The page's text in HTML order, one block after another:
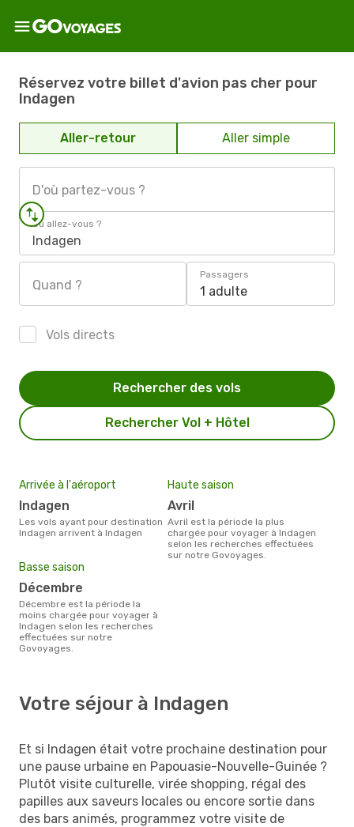
Réservez votre billet d'avion pas cher pour
Indagen
Aller-retour Aller simple
D'où partez-vous ?
Où allez-vous ?
Indagen
Quand ?
Passagers
1 adulte
Vols directs
Rechercher Vol + Hôtel
Rechercher des vols
Arrivée à l'aéroport
Indagen
Les vols ayant pour destination
Indagen arrivent à Indagen
Haute saison
avril
avril est la période la plus
chargée pour voyager à Indagen
selon les recherches effectuées
sur notre Govoyages.
Basse saison
décembre
décembre est la période la
moins chargée pour voyager à
Indagen selon les recherches
effectuées sur notre
Govoyages.
Votre séjour à Indagen
Et si Indagen était votre prochaine destination pour
une pause urbaine en Papouasie-Nouvelle-Guinée ?
Plutôt visite culturelle, virée shopping, régal des
papilles aux saveurs locales ou encore sortie dans
des bars animés, programmez votre visite de